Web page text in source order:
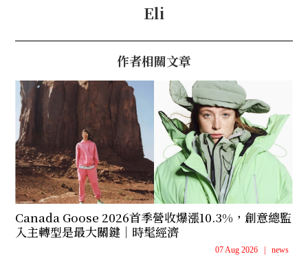
Eli
作者相關文章
Canada Goose 2026首季營收爆漲10.3%，創意總監
入主轉型是最大關鍵｜時髦經濟
07 Aug 2026 news